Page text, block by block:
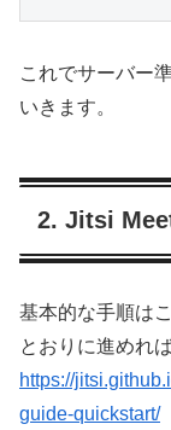
これでサーバー
いきます。
2. Jitsi
基本的な手順は
とおりに進めれ
https://
guide-quickstart/